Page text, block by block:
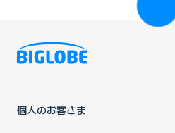
個人のお客さま